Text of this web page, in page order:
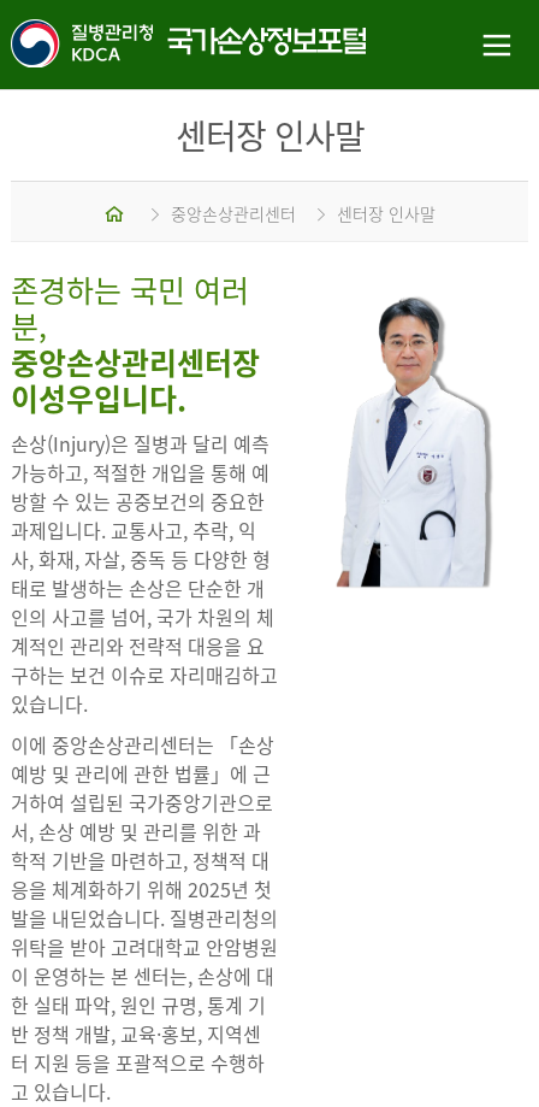
센터장 인사말
중앙손상관리센터 센터장 인사말
존경하는 국민 여러
분,
중앙손상관리센터장
이성우입니다.
손상(Injury)은 질병과 달리 예측
가능하고, 적절한 개입을 통해 예
방할 수 있는 공중보건의 중요한
과제입니다. 교통사고, 추락, 익
사, 화재, 자살, 중독 등 다양한 형
태로 발생하는 손상은 단순한 개
인의 사고를 넘어, 국가 차원의 체
계적인 관리와 전략적 대응을 요
구하는 보건 이슈로 자리매김하고
있습니다.
이에 중앙손상관리센터는 「손상
예방 및 관리에 관한 법률」에 근
거하여 설립된 국가중앙기관으로
서, 손상 예방 및 관리를 위한 과
학적 기반을 마련하고, 정책적 대
응을 체계화하기 위해 2025년 첫
발을 내딛었습니다. 질병관리청의
위탁을 받아 고려대학교 안암병원
이 운영하는 본 센터는, 손상에 대
한 실태 파악, 원인 규명, 통계 기
반 정책 개발, 교육·홍보, 지역센
터 지원 등을 포괄적으로 수행하
고 있습니다.